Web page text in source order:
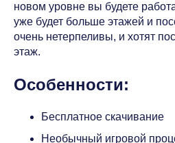
новом уровне вы будете
уже будет больше этажей и
очень нетерпеливы, и хотят
этаж.
Особенности:
Бесплатное скачивание
Необычный игровой